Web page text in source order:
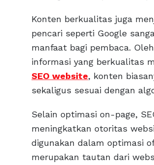
Konten berkualitas juga
pencari seperti Google
manfaat bagi pembaca.
informasi yang berkualitas
SEO website, konten
sekaligus sesuai dengan
Selain optimasi on-page,
meningkatkan otoritas
digunakan dalam optimasi
merupakan tautan dari